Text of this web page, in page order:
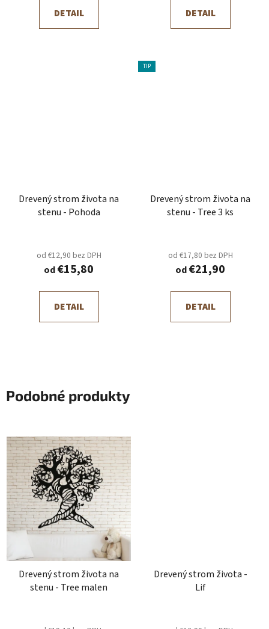
DETAIL DETAIL
Drevený strom života na
stenu - Pohoda
od €12,90 bez DPH
od€15,80
DETAIL
TIP
Drevený strom života na
stenu - Tree 3 ks
od €17,80 bez DPH
od€21,90
DETAIL
Podobné produkty
Drevený strom života na
stenu - Tree malen
Drevený strom života -
Lif